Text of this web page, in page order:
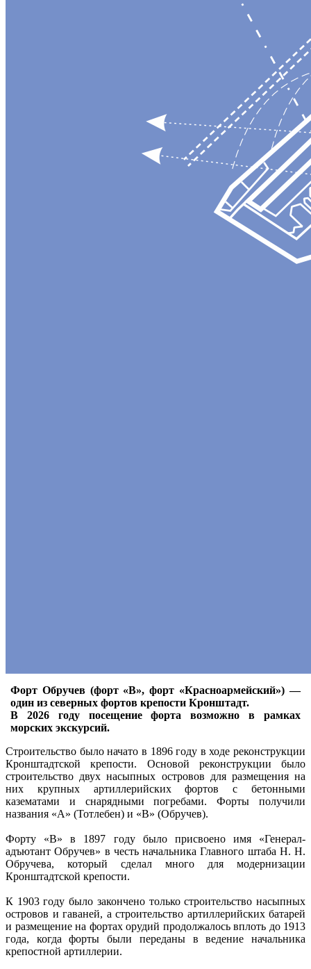
Форт Обручев (форт «B», форт «Красноармейский») —
один из северных фортов крепости Кронштадт.
В 2026 году посещение форта возможно в рамках
морских экскурсий.
Строительство было начато в 1896 году в ходе реконструкции
Кронштадтской крепости. Основой реконструкции было
строительство двух насыпных островов для размещения на
них крупных артиллерийских фортов с бетонными
казематами и снарядными погребами. Форты получили
названия «А» (Тотлебен) и «В» (Обручев).
Форту «В» в 1897 году было присвоено имя «Генерал-
адъютант Обручев» в честь начальника Главного штаба Н. Н.
Обручева, который сделал много для модернизации
Кронштадтской крепости.
К 1903 году было закончено только строительство насыпных
островов и гаваней, а строительство артиллерийских батарей
и размещение на фортах орудий продолжалось вплоть до 1913
года, когда форты были переданы в ведение начальника
крепостной артиллерии.